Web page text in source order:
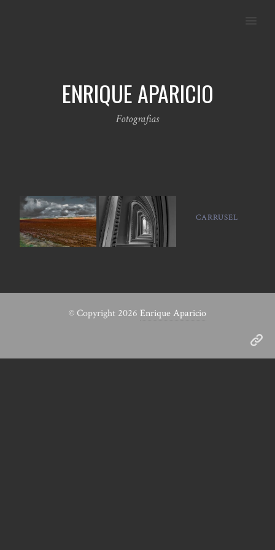
ENRIQUE APARICIO
Fotografias
CARRUSEL
© Copyright 2026 Enrique Aparicio